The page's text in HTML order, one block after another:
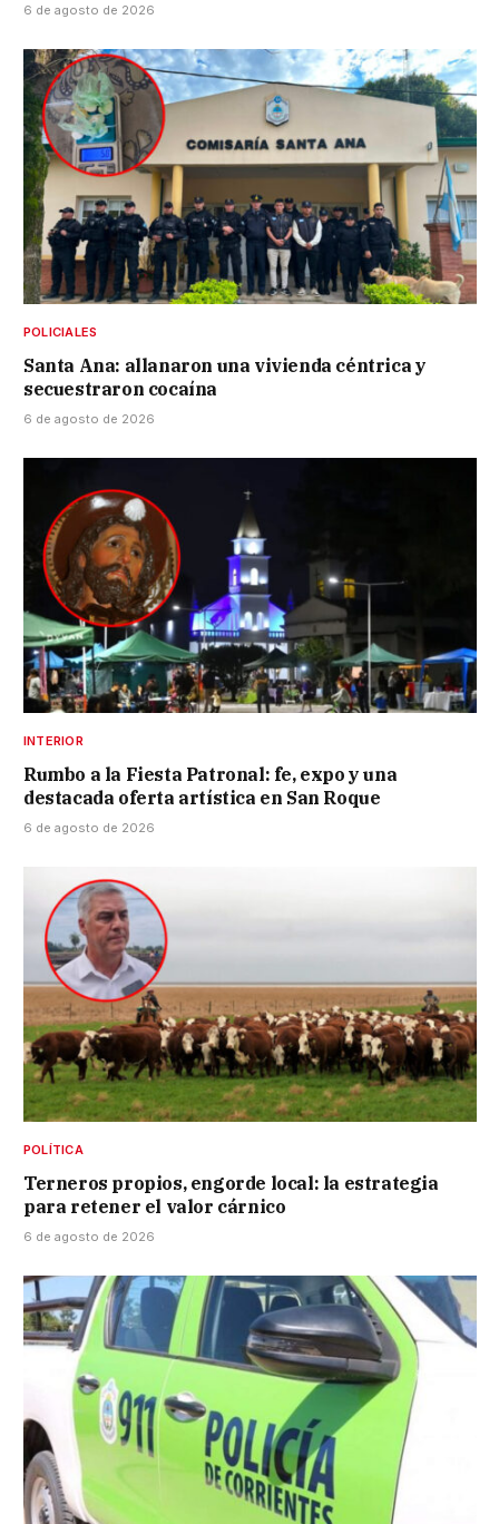
6 de agosto de 2026
POLICIALES
Santa Ana: allanaron una vivienda céntrica y
secuestraron cocaína
6 de agosto de 2026
INTERIOR
Rumbo a la Fiesta Patronal: fe, expo y una
destacada oferta artística en San Roque
6 de agosto de 2026
POLÍTICA
Terneros propios, engorde local: la estrategia
para retener el valor cárnico
6 de agosto de 2026